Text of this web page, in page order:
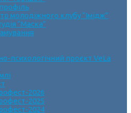
молодіжного клубу “Імідж”
“Маска”
психологічний проєкт VeLa
2026
2025
2024